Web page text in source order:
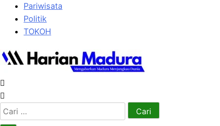
Pariwisata
Politik
TOKOH
Cari
untuk: